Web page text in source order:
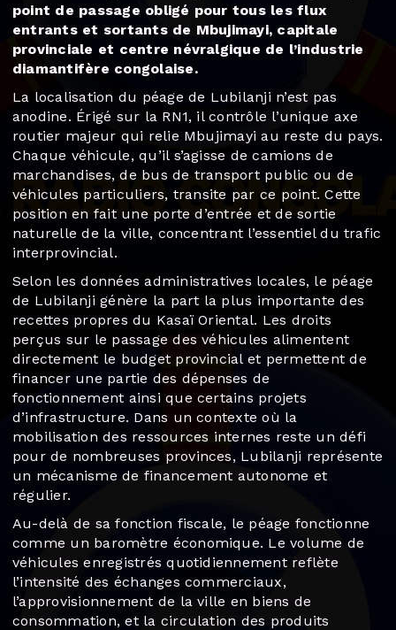
point de passage obligé pour tous les flux
entrants et sortants de Mbujimayi, capitale
provinciale et centre névralgique de l’industrie
diamantifère congolaise.
La localisation du péage de Lubilanji n’est pas
anodine. Érigé sur la RN1, il contrôle l’unique axe
routier majeur qui relie Mbujimayi au reste du pays.
Chaque véhicule, qu’il s’agisse de camions de
marchandises, de bus de transport public ou de
véhicules particuliers, transite par ce point. Cette
position en fait une porte d’entrée et de sortie
naturelle de la ville, concentrant l’essentiel du trafic
interprovincial.
Selon les données administratives locales, le péage
de Lubilanji génère la part la plus importante des
recettes propres du Kasaï Oriental. Les droits
perçus sur le passage des véhicules alimentent
directement le budget provincial et permettent de
financer une partie des dépenses de
fonctionnement ainsi que certains projets
d’infrastructure. Dans un contexte où la
mobilisation des ressources internes reste un défi
pour de nombreuses provinces, Lubilanji représente
un mécanisme de financement autonome et
régulier.
Au-delà de sa fonction fiscale, le péage fonctionne
comme un baromètre économique. Le volume de
véhicules enregistrés quotidiennement reflète
l’intensité des échanges commerciaux,
l’approvisionnement de la ville en biens de
consommation, et la circulation des produits